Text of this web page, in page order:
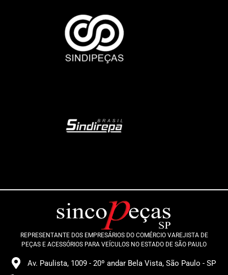
REPRESENTANTE DOS EMPRESÁRIOS DO COMÉRCIO VAREJISTA DE
PEÇAS E ACESSÓRIOS PARA VEÍCULOS NO ESTADO DE SÃO PAULO
Av. Paulista, 1009 - 20º andar Bela Vista, São Paulo - SP